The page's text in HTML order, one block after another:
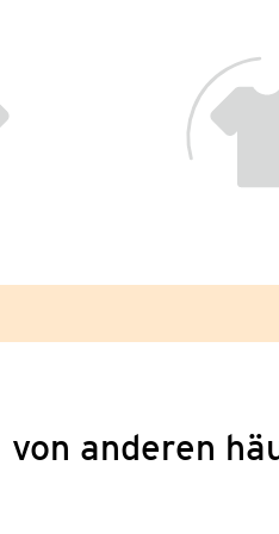
von anderen